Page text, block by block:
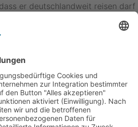
er deutschlandweit reisen darf
zum Schreibtisch findet.
kurzen Arbeitsweg. Privat ist er